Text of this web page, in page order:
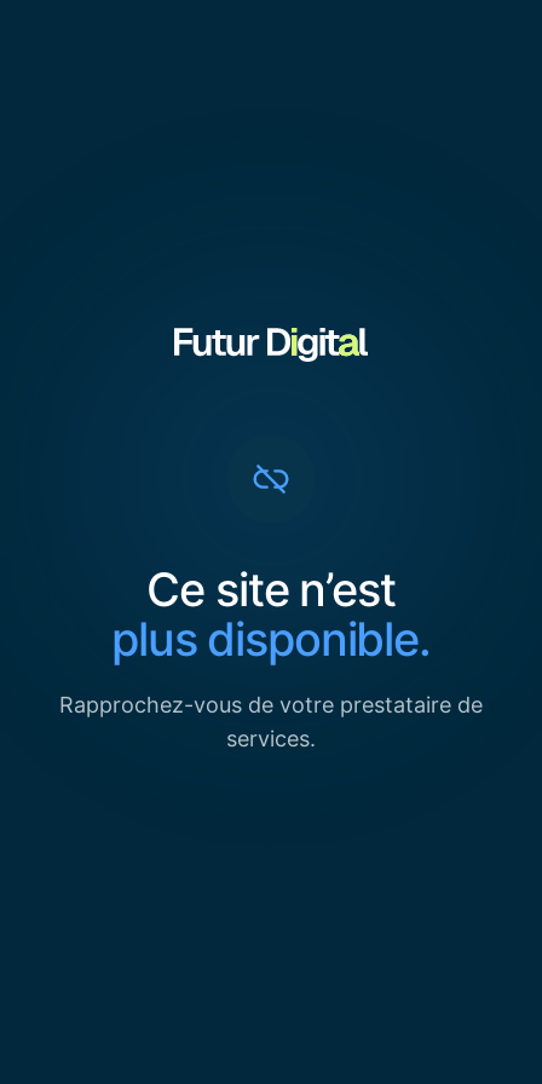
Ce site n’est
plus disponible.
Rapprochez-vous de votre prestataire de
services.